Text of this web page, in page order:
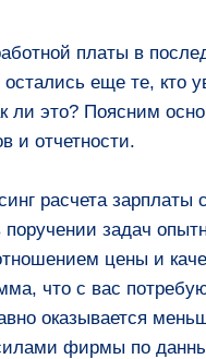
платы в
еще те, кто
ли это? Поясним
и отчетности.
расчета зарплаты
задач
цены и
что с вас
оказывается
фирмы по